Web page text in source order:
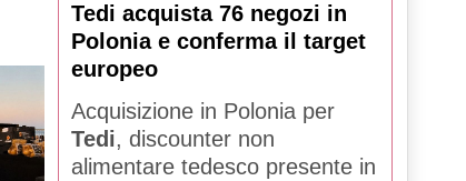
Tedi acquista 76 negozi in
Polonia e conferma il target
europeo
Acquisizione in Polonia per
Tedi, discounter non
alimentare tedesco presente in